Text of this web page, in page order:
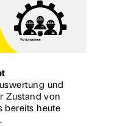
und
Zustand von
bereits heute